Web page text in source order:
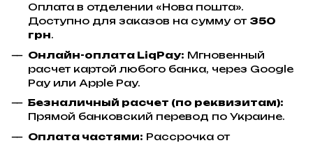
Оплата в отделении «Нова пошта».
Доступно для заказов на сумму от 350
грн.
Онлайн-оплата LiqPay: Мгновенный
расчет картой любого банка, через Google
Pay или Apple Pay.
Безналичный расчет (по реквизитам):
Прямой банковский перевод по Украине.
Оплата частями: Рассрочка от